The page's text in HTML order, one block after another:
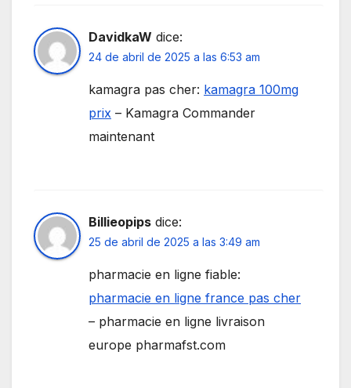
DavidkaW dice:
24 de abril de 2025 a las 6:53 am
kamagra pas cher: kamagra 100mg
prix – Kamagra Commander
maintenant
Billieopips dice:
25 de abril de 2025 a las 3:49 am
pharmacie en ligne fiable:
pharmacie en ligne france pas cher
– pharmacie en ligne livraison
europe pharmafst.com